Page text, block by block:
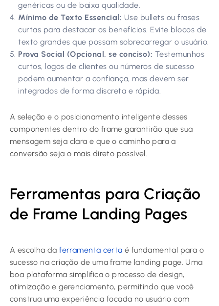
genéricas ou de baixa qualidade.
Mínimo de Texto Essencial: Use bullets ou frases
curtas para destacar os benefícios. Evite blocos de
texto grandes que possam sobrecarregar o usuário.
Prova Social (Opcional, se conciso): Testemunhos
curtos, logos de clientes ou números de sucesso
podem aumentar a confiança, mas devem ser
integrados de forma discreta e rápida.
A seleção e o posicionamento inteligente desses
componentes dentro do frame garantirão que sua
mensagem seja clara e que o caminho para a
conversão seja o mais direto possível.
Ferramentas para Criação
de Frame Landing Pages
A escolha daferramenta certa é fundamental para o
sucesso na criação de uma frame landing page. Uma
boa plataforma simplifica o processo de design,
otimização e gerenciamento, permitindo que você
construa uma experiência focada no usuário com